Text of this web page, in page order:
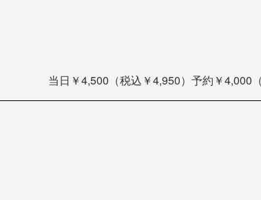
当日￥4,500（税込￥4,950）予約￥4,000